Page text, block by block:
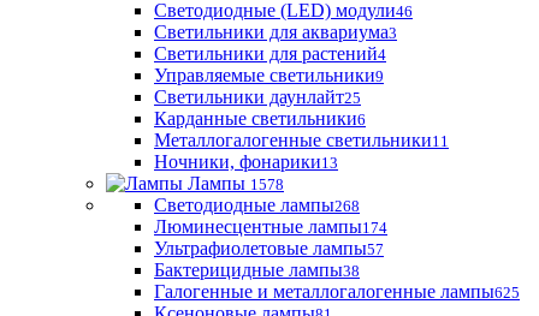
Светодиодные (LED) модули46
Светильники для аквариума3
Светильники для растений4
Управляемые светильники9
Светильники даунлайт25
Карданные светильники6
Металлогалогенные светильники11
Ночники, фонарики13
Лампы 1578
Светодиодные лампы268
Люминесцентные лампы174
Ультрафиолетовые лампы57
Бактерицидные лампы38
Галогенные и металлогалогенные лампы625